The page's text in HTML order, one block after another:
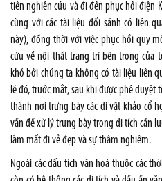
tiên nghiên cứu và đi đến phục hồi điện
cùng với các tài liệu đối sánh có liên
này), đồng thời với việc phục hồi quy
cứu về nội thất trang trí bên trong của
khó bởi chúng ta không có tài liệu liên
lẽ đó, trước mắt, sau khi được phê duyệt
thành nơi trưng bày các di vật khảo cổ
vấn đề xử lý trưng bày trong di tích cần
làm mất đi vẻ đẹp và sự thâm nghiêm.
Ngoài các dấu tích văn hoá thuộc các